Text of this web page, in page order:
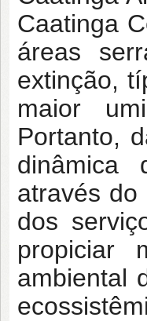
Caatinga
áreas
extinção,
maior
Portanto,
dinâmica
através
dos
propiciar
ambiental